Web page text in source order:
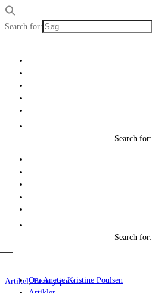
Search for:
Search for:
Search for:
Om Anette Kristine Poulsen
Artikel,Beautyspace